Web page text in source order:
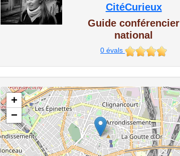
CitéCurieux
Guide conférencier
national
0 évals
+
−